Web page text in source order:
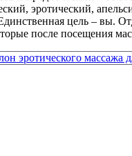
эротический,
цель – вы.
после посещения
эротического массажа